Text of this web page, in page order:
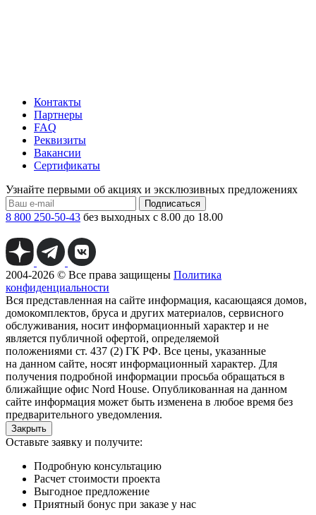
Контакты
Партнеры
FAQ
Реквизиты
Вакансии
Сертификаты
Узнайте первыми об акциях и эксклюзивных предложениях
Подписаться
8 800 250-50-43 без выходных с 8.00 до 18.00
2004-2026 © Все права защищены Политика
конфиденциальности
Вся представленная на сайте информация, касающаяся домов,
домокомплектов, бруса и других материалов, сервисного
обслуживания, носит информационный характер и не
является публичной офертой, определяемой
положениями ст. 437 (2) ГК РФ. Все цены, указанные
на данном сайте, носят информационный характер. Для
получения подробной информации просьба обращаться в
ближайщие офис Nord House. Опубликованная на данном
сайте информация может быть изменена в любое время без
предварительного уведомления.
Закрыть
Оставьте заявку и получите:
Подробную консультацию
Расчет стоимости проекта
Выгодное предложение
Приятный бонус при заказе у нас